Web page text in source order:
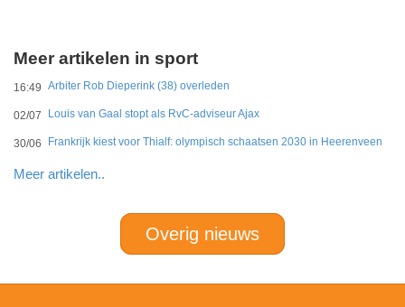
Meer artikelen in sport
16:49 Arbiter Rob Dieperink (38) overleden
02/07 Louis van Gaal stopt als RvC-adviseur Ajax
30/06 Frankrijk kiest voor Thialf: olympisch schaatsen 2030 in Heerenveen
Meer artikelen..
Overig nieuws